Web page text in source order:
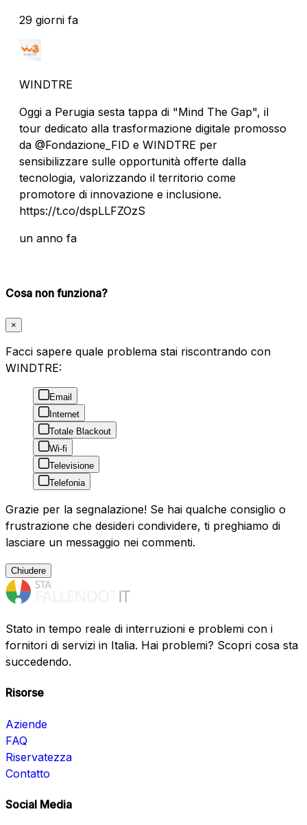
29 giorni fa
WINDTRE
Oggi a Perugia sesta tappa di "Mind The Gap", il
tour dedicato alla trasformazione digitale promosso
da @Fondazione_FID e WINDTRE per
sensibilizzare sulle opportunità offerte dalla
tecnologia, valorizzando il territorio come
promotore di innovazione e inclusione.
https://t.co/dspLLFZOzS
un anno fa
Cosa non funziona?
×
Facci sapere quale problema stai riscontrando con
WINDTRE:
Email
Internet
Totale Blackout
Wi-fi
Televisione
Telefonia
Grazie per la segnalazione! Se hai qualche consiglio o
frustrazione che desideri condividere, ti preghiamo di
lasciare un messaggio nei commenti.
Chiudere
Stato in tempo reale di interruzioni e problemi con i
fornitori di servizi in Italia. Hai problemi? Scopri cosa sta
succedendo.
Risorse
Aziende
FAQ
Riservatezza
Contatto
Social Media